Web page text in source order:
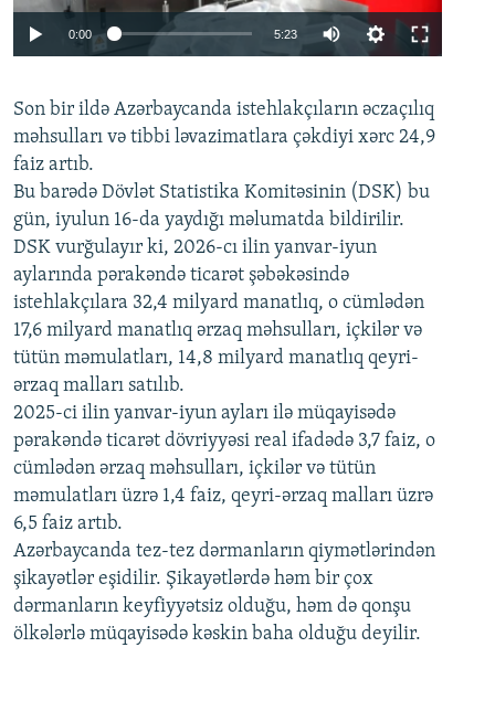
Auto 240p 360p 480p
720p 1080p
0:00 5:23
360p
480p
720p
1080p
Son bir ildə Azərbaycanda istehlakçıların əczaçılıq
məhsulları və tibbi ləvazimatlara çəkdiyi xərc 24,9
faiz artıb.
Bu barədə Dövlət Statistika Komitəsinin (DSK) bu
gün, iyulun 16-da yaydığı məlumatda bildirilir.
DSK vurğulayır ki, 2026-cı ilin yanvar-iyun
aylarında pərakəndə ticarət şəbəkəsində
istehlakçılara 32,4 milyard manatlıq, o cümlədən
17,6 milyard manatlıq ərzaq məhsulları, içkilər və
tütün məmulatları, 14,8 milyard manatlıq qeyri-
ərzaq malları satılıb.
2025-ci ilin yanvar-iyun ayları ilə müqayisədə
pərakəndə ticarət dövriyyəsi real ifadədə 3,7 faiz, o
cümlədən ərzaq məhsulları, içkilər və tütün
məmulatları üzrə 1,4 faiz, qeyri-ərzaq malları üzrə
6,5 faiz artıb.
Azərbaycanda tez-tez dərmanların qiymətlərindən
şikayətlər eşidilir. Şikayətlərdə həm bir çox
dərmanların keyfiyyətsiz olduğu, həm də qonşu
ölkələrlə müqayisədə kəskin baha olduğu deyilir.